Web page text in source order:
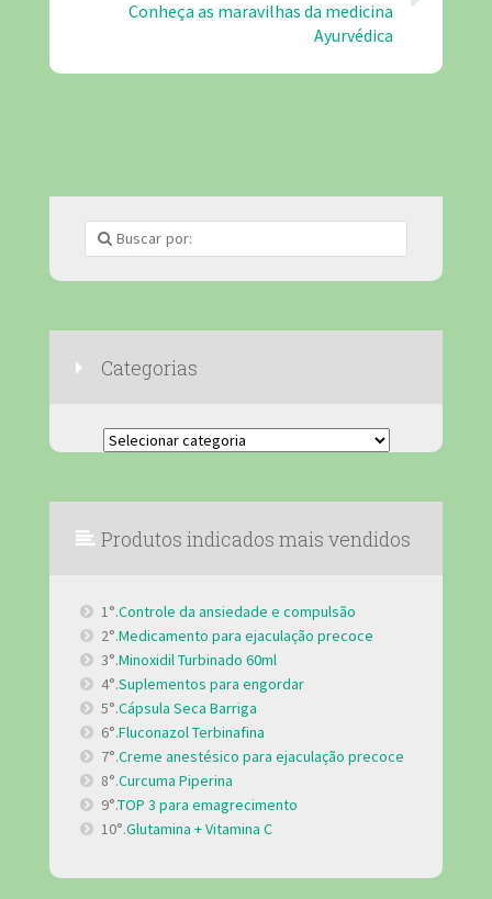
Conheça as maravilhas da medicina
Ayurvédica
Categorias
Categorias
Produtos indicados mais vendidos
1°.Controle da ansiedade e compulsão
2°.Medicamento para ejaculação precoce
3°.Minoxidil Turbinado 60ml
4°.Suplementos para engordar
5°.Cápsula Seca Barriga
6°.Fluconazol Terbinafina
7°.Creme anestésico para ejaculação precoce
8°.Curcuma Piperina
9°.TOP 3 para emagrecimento
10°.Glutamina + Vitamina C